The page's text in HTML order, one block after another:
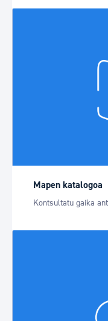
Mapen katalogoa
Kontsultatu gaika